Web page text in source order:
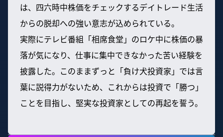
は、四六時中株価をチェックするデイトレード生活
からの脱却への強い意志が込められている。
実際にテレビ番組「相席食堂」のロケ中に株価の暴
落が気になり、仕事に集中できなかった苦い経験を
披露した。このままずっと「負け犬投資家」では言
葉に説得力がないため、これからは投資で「勝つ」
ことを目指し、堅実な投資家としての再起を誓う。